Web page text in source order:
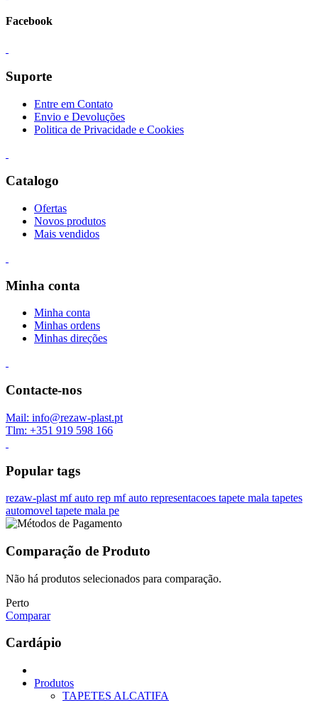
Facebook
Suporte
Entre em Contato
Envio e Devoluções
Politica de Privacidade e Cookies
Catalogo
Ofertas
Novos produtos
Mais vendidos
Minha conta
Minha conta
Minhas ordens
Minhas direções
Contacte-nos
Mail: info@rezaw-plast.pt
Tlm: +351 919 598 166
Popular tags
rezaw-plast mf auto rep mf auto representacoes tapete mala tapetes
automovel tapete mala pe
Comparação de Produto
Não há produtos selecionados para comparação.
Perto
Comparar
Cardápio
Produtos
TAPETES ALCATIFA